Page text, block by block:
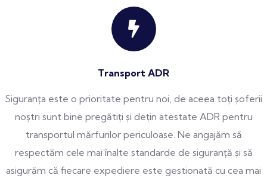
Transport ADR
Siguranța este o prioritate pentru noi, de aceea toți șoferii
noștri sunt bine pregătiți și dețin atestate ADR pentru
transportul mărfurilor periculoase. Ne angajăm să
respectăm cele mai înalte standarde de siguranță și să
asigurăm că fiecare expediere este gestionată cu cea mai